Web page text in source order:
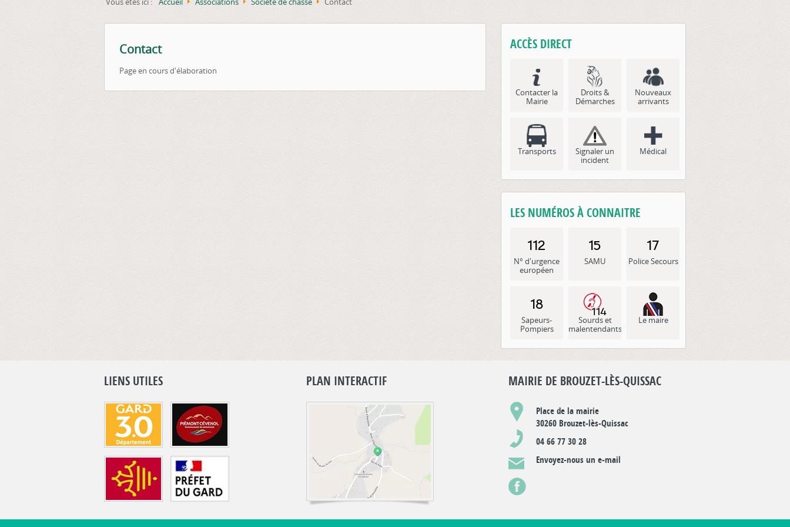
Pénurie d'eau, distribution
Contact
Page en cours d'élaboration
ACCÈS DIRECT
Contacter la
Mairie
Droits &
Démarches
Nouveaux
arrivants
Transports
Signaler un
incident
Médical
LES NUMÉROS À CONNAITRE
N° d'urgence
européen
SAMU Police Secours
Sapeurs-
Pompiers
Sourds et
malentendants
Le maire
LIENS UTILES PLAN INTERACTIF MAIRIE DE BROUZET-LÈS-QUISSAC
Place de la mairie
30260 Brouzet-lès-Quissac
04 66 77 30 28
Envoyez-nous un e-mail